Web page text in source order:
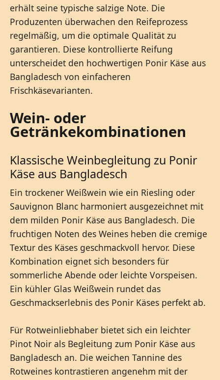
erhält seine typische salzige Note. Die
Produzenten überwachen den Reifeprozess
regelmäßig, um die optimale Qualität zu
garantieren. Diese kontrollierte Reifung
unterscheidet den hochwertigen Ponir Käse aus
Bangladesch von einfacheren
Frischkäsevarianten.
Wein- oder
Getränkekombinationen
Klassische Weinbegleitung zu Ponir
Käse aus Bangladesch
Ein trockener Weißwein wie ein Riesling oder
Sauvignon Blanc harmoniert ausgezeichnet mit
dem milden Ponir Käse aus Bangladesch. Die
fruchtigen Noten des Weines heben die cremige
Textur des Käses geschmackvoll hervor. Diese
Kombination eignet sich besonders für
sommerliche Abende oder leichte Vorspeisen.
Ein kühler Glas Weißwein rundet das
Geschmackserlebnis des Ponir Käses perfekt ab.
Für Rotweinliebhaber bietet sich ein leichter
Pinot Noir als Begleitung zum Ponir Käse aus
Bangladesch an. Die weichen Tannine des
Rotweines kontrastieren angenehm mit der